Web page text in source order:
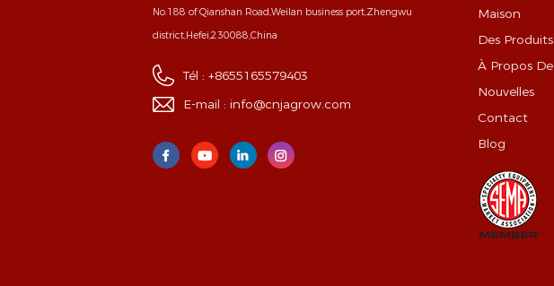
No.188 of Qianshan Road,Weilan business port,Zhengwu
district,Hefei,230088,China
Tél :+8655165579403
E-mail :info@cnjagrow.com
Maison
Des Produits
À Propos De
Nouvelles
Contact
Blog